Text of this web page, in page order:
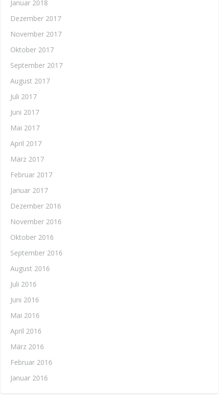
Januar 2018
Dezember 2017
November 2017
Oktober 2017
September 2017
August 2017
Juli 2017
Juni 2017
Mai 2017
April 2017
März 2017
Februar 2017
Januar 2017
Dezember 2016
November 2016
Oktober 2016
September 2016
August 2016
Juli 2016
Juni 2016
Mai 2016
April 2016
März 2016
Februar 2016
Januar 2016